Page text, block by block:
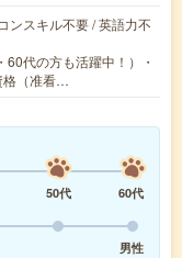
ンスキル不要 / 英語力不
代の方も活躍中！）・
格（准看…
50代
60代
男性